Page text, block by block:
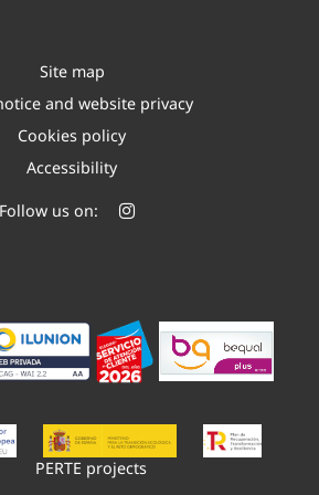
Site map
and website privacy
Cookies policy
Accessibility
Follow us on:
PERTE projects